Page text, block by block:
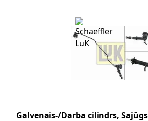
Galvenais-/Darba cilindrs, Sajūgs